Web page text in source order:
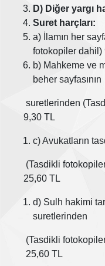
D) Diğer yargı
Suret harçları:
a) İlamın her
fotokopiler dahil)
b) Mahkeme ve
beher sayfasının
suretlerinden
9,30 TL
c) Avukatların
(Tasdikli
25,60 TL
d) Sulh hakimi
suretlerinden
(Tasdikli
25,60 TL